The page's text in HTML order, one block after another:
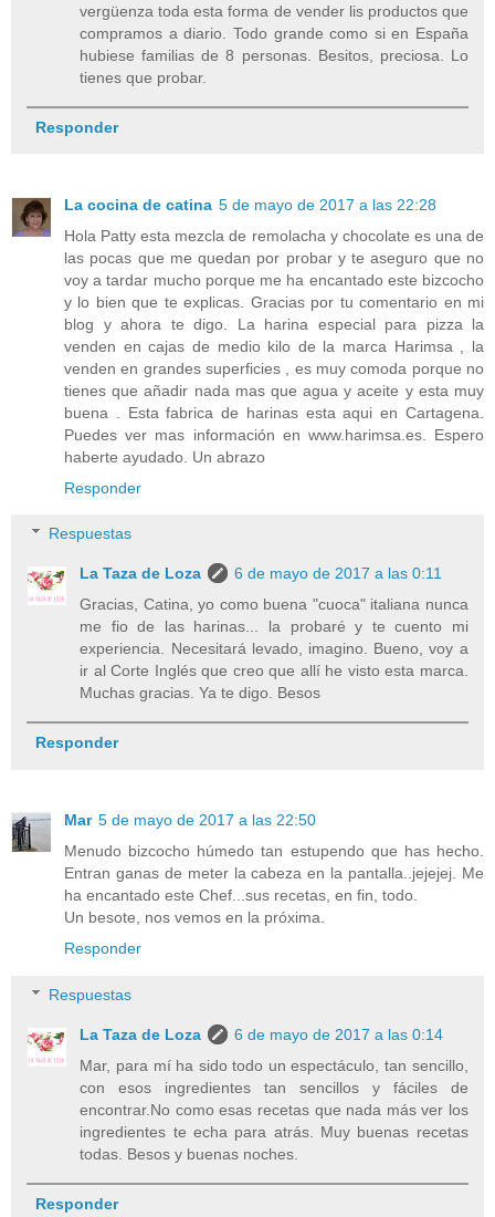
vergüenza toda esta forma de vender lis productos que
compramos a diario. Todo grande como si en España
hubiese familias de 8 personas. Besitos, preciosa. Lo
tienes que probar.
Responder
La cocina de catina 5 de mayo de 2017 a las 22:28
Hola Patty esta mezcla de remolacha y chocolate es una de
las pocas que me quedan por probar y te aseguro que no
voy a tardar mucho porque me ha encantado este bizcocho
y lo bien que te explicas. Gracias por tu comentario en mi
blog y ahora te digo. La harina especial para pizza la
venden en cajas de medio kilo de la marca Harimsa , la
venden en grandes superficies , es muy comoda porque no
tienes que añadir nada mas que agua y aceite y esta muy
buena . Esta fabrica de harinas esta aqui en Cartagena.
Puedes ver mas información en www.harimsa.es. Espero
haberte ayudado. Un abrazo
Responder
Respuestas
La Taza de Loza
6 de mayo de 2017 a las 0:11
Gracias, Catina, yo como buena "cuoca" italiana nunca
me fio de las harinas... la probaré y te cuento mi
experiencia. Necesitará levado, imagino. Bueno, voy a
ir al Corte Inglés que creo que allí he visto esta marca.
Muchas gracias. Ya te digo. Besos
Responder
Mar 5 de mayo de 2017 a las 22:50
Menudo bizcocho húmedo tan estupendo que has hecho.
Entran ganas de meter la cabeza en la pantalla..jejejej. Me
ha encantado este Chef...sus recetas, en fin, todo.
Un besote, nos vemos en la próxima.
Responder
Respuestas
La Taza de Loza
6 de mayo de 2017 a las 0:14
Mar, para mí ha sido todo un espectáculo, tan sencillo,
con esos ingredientes tan sencillos y fáciles de
encontrar.No como esas recetas que nada más ver los
ingredientes te echa para atrás. Muy buenas recetas
todas. Besos y buenas noches.
Responder